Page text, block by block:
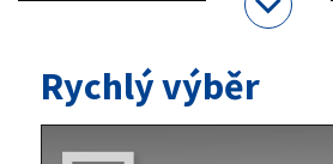
Rychlý výběr